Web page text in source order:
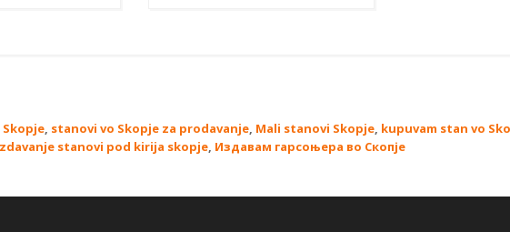
, stanovi vo Skopje za prodavanje, Mali stanovi Skopje, kupuvam stan vo
stanovi pod kirija skopje, Издавам гарсоњера во Скопје